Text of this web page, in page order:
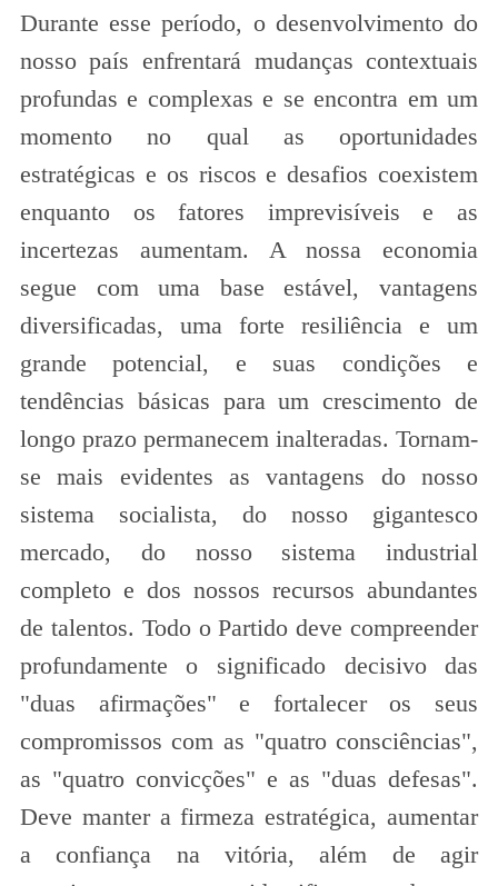
Durante esse período, o desenvolvimento do
nosso país enfrentará mudanças contextuais
profundas e complexas e se encontra em um
momento no qual as oportunidades
estratégicas e os riscos e desafios coexistem
enquanto os fatores imprevisíveis e as
incertezas aumentam. A nossa economia
segue com uma base estável, vantagens
diversificadas, uma forte resiliência e um
grande potencial, e suas condições e
tendências básicas para um crescimento de
longo prazo permanecem inalteradas. Tornam-
se mais evidentes as vantagens do nosso
sistema socialista, do nosso gigantesco
mercado, do nosso sistema industrial
completo e dos nossos recursos abundantes
de talentos. Todo o Partido deve compreender
profundamente o significado decisivo das
"duas afirmações" e fortalecer os seus
compromissos com as "quatro consciências",
as "quatro convicções" e as "duas defesas".
Deve manter a firmeza estratégica, aumentar
a confiança na vitória, além de agir